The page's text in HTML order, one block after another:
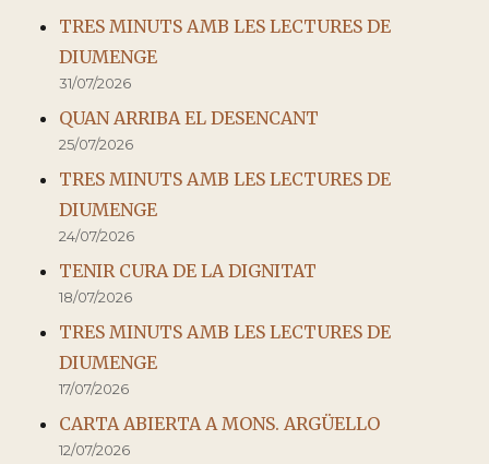
TRES MINUTS AMB LES LECTURES DE
DIUMENGE
31/07/2026
QUAN ARRIBA EL DESENCANT
25/07/2026
TRES MINUTS AMB LES LECTURES DE
DIUMENGE
24/07/2026
TENIR CURA DE LA DIGNITAT
18/07/2026
TRES MINUTS AMB LES LECTURES DE
DIUMENGE
17/07/2026
CARTA ABIERTA A MONS. ARGÜELLO
12/07/2026